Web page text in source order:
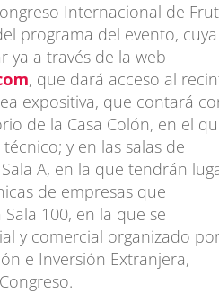
Internacional de
programa del evento, cuya
ya a través de la web
, que dará acceso al
expositiva, que contará
de la Casa Colón, en el
y en las salas de
A, en la que tendrán
de empresas que
100, en la que se
y comercial organizado
e Inversión Extranjera,